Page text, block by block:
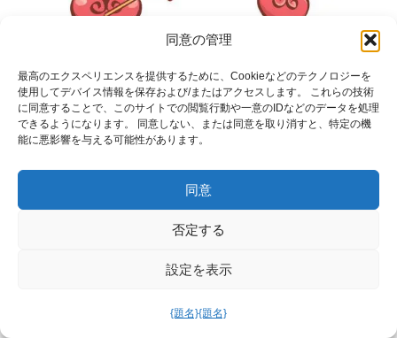
同意の管理
最高のエクスペリエンスを提供するために、Cookieなどのテクノロジーを
使用してデバイス情報を保存および/またはアクセスします。 これらの技術
に同意することで、このサイトでの閲覧行動や一意のIDなどのデータを処理
できるようになります。 同意しない、または同意を取り消すと、特定の機
能に悪影響を与える可能性があります。
同意
否定する
設定を表示
{題名}{題名}